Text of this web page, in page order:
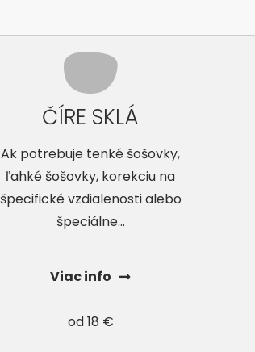
ČÍRE SKLÁ
Ak potrebuje tenké šošovky,
ľahké šošovky, korekciu na
špecifické vzdialenosti alebo
špeciálne...
Viac info
od 18 €